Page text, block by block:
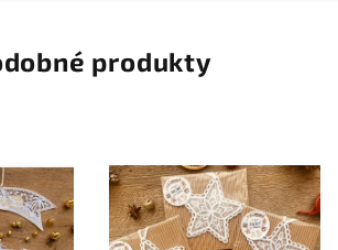
produkty